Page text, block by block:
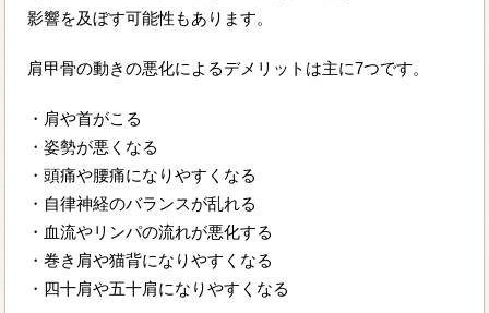
影響を及ぼす可能性もあります。
肩甲骨の動きの悪化によるデメリットは主に7つです。
・肩や首がこる
・姿勢が悪くなる
・頭痛や腰痛になりやすくなる
・自律神経のバランスが乱れる
・血流やリンパの流れが悪化する
・巻き肩や猫背になりやすくなる
・四十肩や五十肩になりやすくなる